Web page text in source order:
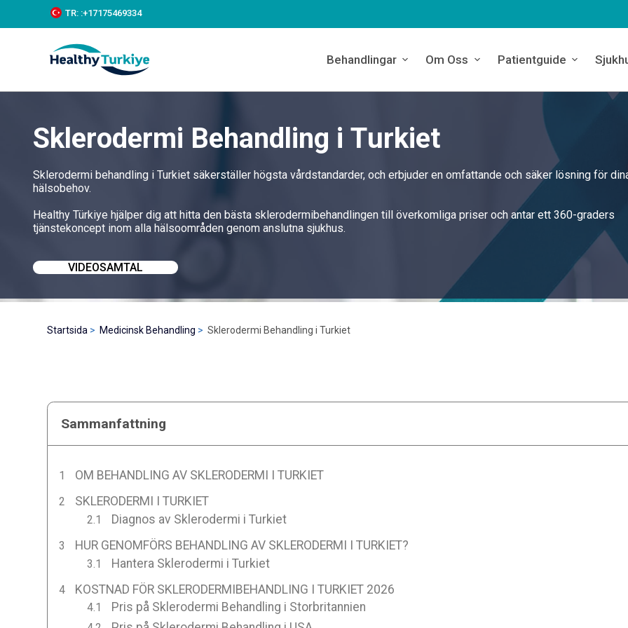
k
c
TR: :+‪17175469334‬
Behandlingar Om Oss Patientguide
Sklerodermi Behandling i Turkiet
Sklerodermi behandling i Turkiet säkerställer högsta vårdstandarder, och erbjuder en omfattande och säker lösning för
hälsobehov.
Healthy Türkiye hjälper dig att hitta den bästa sklerodermibehandlingen till överkomliga priser och antar ett 360-graders
tjänstekoncept inom alla hälsoområden genom anslutna sjukhus.
VIDEOSAMTAL
Startsida Medicinsk Behandling Sklerodermi Behandling i Turkiet
Sammanfattning
OM BEHANDLING AV SKLERODERMI I TURKIET
SKLERODERMI I TURKIET
Diagnos av Sklerodermi i Turkiet
HUR GENOMFÖRS BEHANDLING AV SKLERODERMI I TURKIET?
Hantera Sklerodermi i Turkiet
KOSTNAD FÖR SKLERODERMIBEHANDLING I TURKIET 2026
Pris på Sklerodermi Behandling i Storbritannien